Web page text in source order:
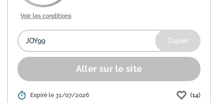
Voir les conditions
Copier
Aller sur le site
Détails : Joybuy propose une offre sur le DJI
Expiré le 31/07/2026 (14)